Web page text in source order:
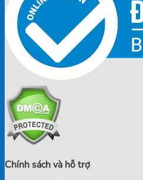
Chính sách và hỗ trợ